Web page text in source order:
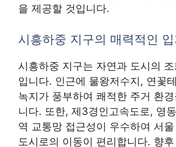
을 제공할 것입니다.
시흥하중 지구의 매력적인 입
시흥하중 지구는 자연과 도시의
입니다. 인근에 물왕저수지, 연꽃
녹지가 풍부하여 쾌적한 주거 환
니다. 또한, 제3경인고속도로, 영
역 교통망 접근성이 우수하여 서
도시로의 이동이 편리합니다. 향